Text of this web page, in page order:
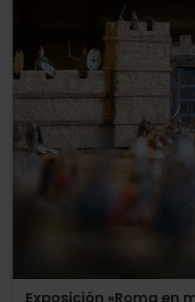
Exposición «Roma en